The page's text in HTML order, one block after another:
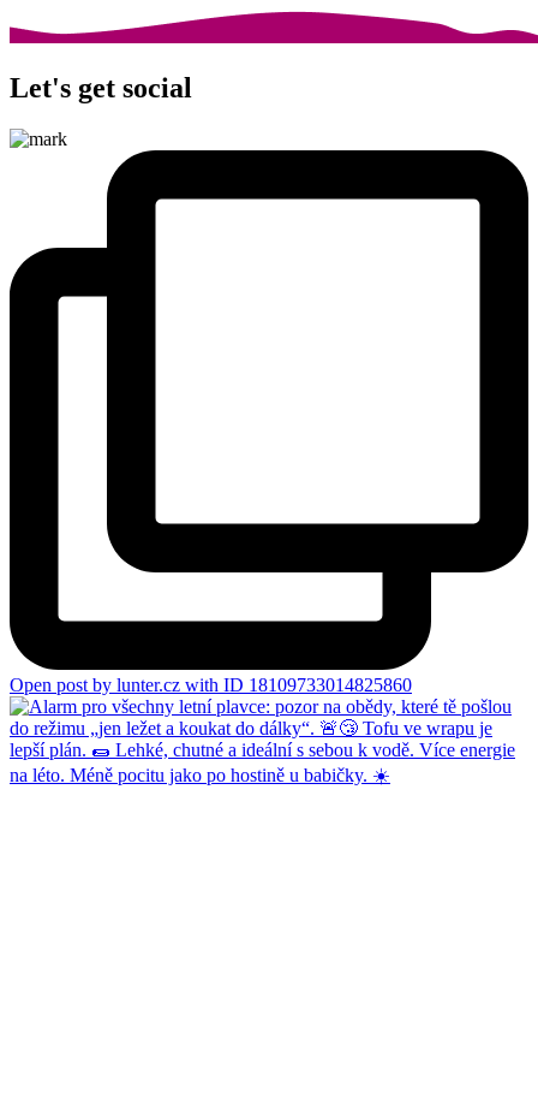
Let's get social
Open post by lunter.cz with ID 18109733014825860